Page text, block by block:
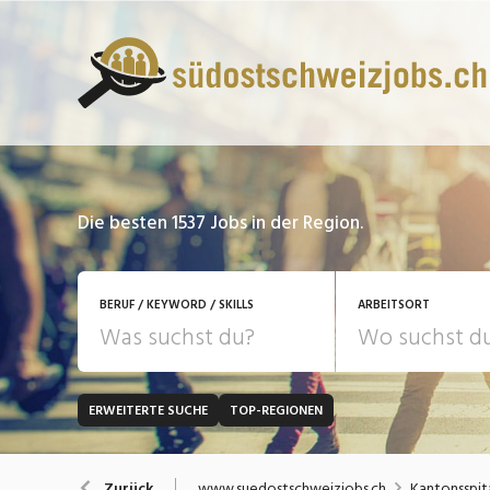
Die besten 1537 Jobs in der Region.
BERUF / KEYWORD / SKILLS ARBEITSORT
JOB-TYP
Festanstellung
Bank, Versicherung
ERWEITERTE SUCHE TOP-REGIONEN